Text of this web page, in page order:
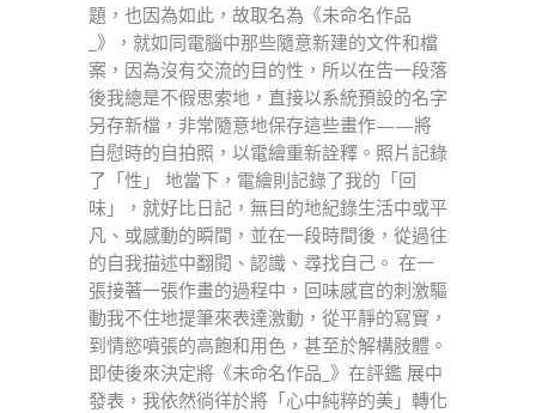
題，也因為如此，故取名為《未命名作品
_》，就如同電腦中那些隨意新建的文件和檔
案，因為沒有交流的目的性，所以在告一段落
後我總是不假思索地，直接以系統預設的名字
另存新檔，非常隨意地保存這些畫作——將
自慰時的自拍照，以電繪重新詮釋。照片記錄
了「性」 地當下，電繪則記錄了我的「回
味」，就好比日記，無目的地紀錄生活中或平
凡、或感動的瞬間，並在一段時間後，從過往
的自我描述中翻閱、認識、尋找自己。 在一
張接著一張作畫的過程中，回味感官的刺激驅
動我不住地提筆來表達激動，從平靜的寫實，
到情慾噴張的高飽和用色，甚至於解構肢體。
即使後來決定將《未命名作品_》在評鑑 展中
發表，我依然徜徉於將「心中純粹的美」轉化